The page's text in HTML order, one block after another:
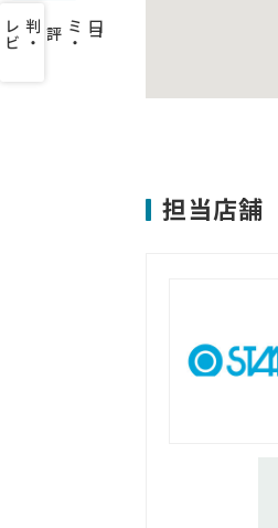
口
コ
ミ
・
評 判
・
レ
ビ
ュ
ー
を
み
担当店舗